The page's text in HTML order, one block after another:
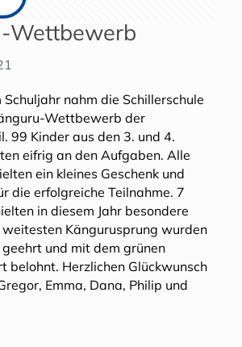
Wettbewerb
nahm die Schillerschule
Wettbewerb der
99 Kinder aus den 3. und 4.
eifrig an den Aufgaben. Alle
ein kleines Geschenk und
die erfolgreiche Teilnahme. 7
in diesem Jahr besondere
weitesten Kängurusprung wurden
und mit dem grünen
belohnt. Herzlichen Glückwunsch
Emma, Dana, Philip und